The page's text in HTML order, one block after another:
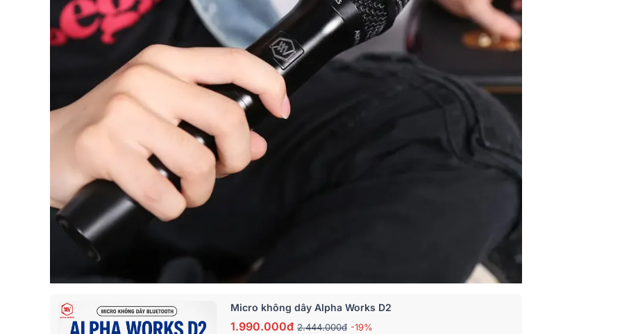
Micro không dây Alpha Works D2
1.990.000đ 2.444.000đ -19%